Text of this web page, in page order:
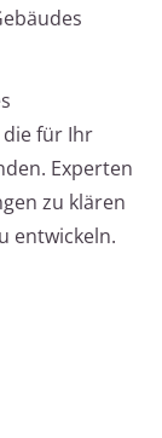
für Ihr
Experten
zu klären
entwickeln.